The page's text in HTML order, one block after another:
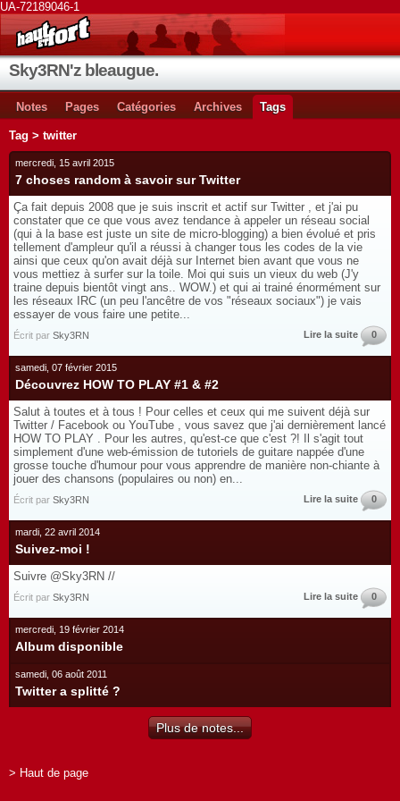
UA-72189046-1
Sky3RN'z bleaugue.
Notes Pages Catégories Archives Tags
Tag > twitter
mercredi, 15 avril 2015
7 choses random à savoir sur Twitter
Ça fait depuis 2008 que je suis inscrit et actif sur Twitter , et j'ai pu
constater que ce que vous avez tendance à appeler un réseau social
(qui à la base est juste un site de micro-blogging) a bien évolué et pris
tellement d'ampleur qu'il a réussi à changer tous les codes de la vie
ainsi que ceux qu'on avait déjà sur Internet bien avant que vous ne
vous mettiez à surfer sur la toile. Moi qui suis un vieux du web (J'y
traine depuis bientôt vingt ans.. WOW.) et qui ai trainé énormément sur
les réseaux IRC (un peu l'ancêtre de vos "réseaux sociaux") je vais
essayer de vous faire une petite...
Écrit par Sky3RN Lire la suite 0
samedi, 07 février 2015
Découvrez HOW TO PLAY #1 & #2
Salut à toutes et à tous ! Pour celles et ceux qui me suivent déjà sur
Twitter / Facebook ou YouTube , vous savez que j'ai dernièrement lancé
HOW TO PLAY . Pour les autres, qu'est-ce que c'est ?! Il s'agit tout
simplement d'une web-émission de tutoriels de guitare nappée d'une
grosse touche d'humour pour vous apprendre de manière non-chiante à
jouer des chansons (populaires ou non) en...
Écrit par Sky3RN Lire la suite 0
mardi, 22 avril 2014
Suivez-moi !
Suivre @Sky3RN //
Écrit par Sky3RN Lire la suite 0
mercredi, 19 février 2014
Album disponible
samedi, 06 août 2011
Twitter a splitté ?
Plus de notes...
> Haut de page